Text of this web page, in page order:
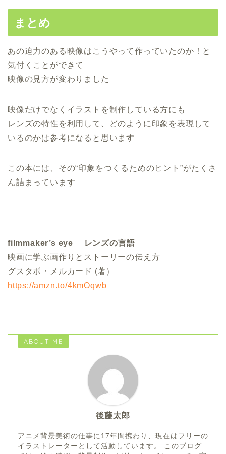
まとめ
あの迫力のある映像はこうやって作っていたのか！と
気付くことができて
映像の見方が変わりました
映像だけでなくイラストを制作している方にも
レンズの特性を利用して、どのように印象を表現して
いるのかは参考になると思います
この本には、その“印象をつくるためのヒント”がたくさ
ん詰まっています
filmmaker’s eye レンズの言語
映画に学ぶ画作りとストーリーの伝え方
グスタボ・メルカード (著）
https://amzn.to/4kmOqwb
ABOUT ME
後藤太郎
アニメ背景美術の仕事に17年間携わり、現在はフリーの
イラストレーターとして活動しています。 このブログ